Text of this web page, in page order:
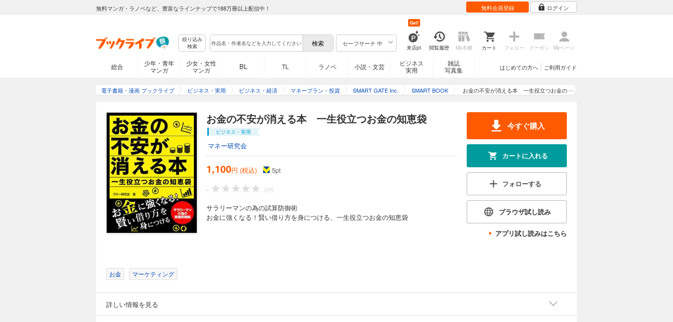
無料マンガ・ラノベなど、豊富なラインナップで188万冊以上配信中！ 無料会員登録 ログイン
絞り込み
検索
セーフサーチ 中
来店pt
Get!
閲覧履歴 My本棚 カート フォロー クーポン Myページ
総合
少年・青年
マンガ
少女・女性
マンガ
BL TL ラノベ 小説・文芸
ビジネス
実用
雑誌
写真集
ご利用ガイド
はじめての方へ
電子書籍・漫画 ブックライブ ビジネス・実用 ビジネス・経済 マネープラン・投資 SMART GATE Inc. SMART BOOK
お金の不安が消える本 一生役立つお金の
お金の不安が消える本 一生役立つお金の知恵袋
ビジネス・実用
マネー研究会
1,100円 (税込) 5pt
-
0件
サラリーマンの為の試算防御術
お金に強くなる！賢い借り方を身につける、一生役立つお金の知恵袋
今すぐ購入
カートに入れる
フォローする
ブラウザ試し読み
アプリ試し読みはこちら
お金 マーケティング
詳しい情報を見る